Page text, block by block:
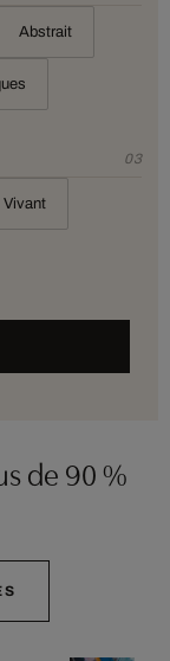
Abstrait
03
Vivant
de 90 %